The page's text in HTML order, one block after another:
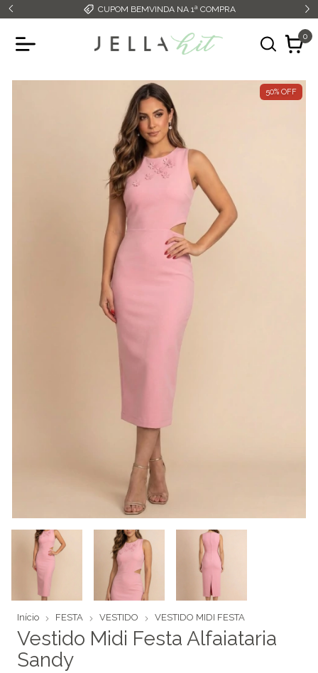
CUPOM BEMVINDA NA 1ª COMPRA
0
50% OFF
Início FESTA VESTIDO VESTIDO MIDI FESTA
Vestido Midi Festa Alfaiataria
Sandy